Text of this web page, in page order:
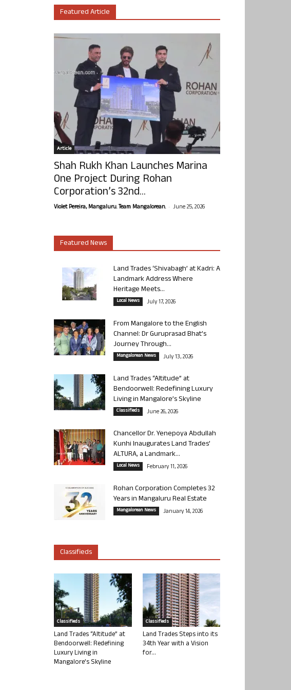
Featured Article
Article
Shah Rukh Khan Launches Marina
One Project During Rohan
Corporation’s 32nd...
Violet Pereira, Mangaluru. Team Mangalorean. - June 25, 2026
Featured News
Land Trades ‘Shivabagh’ at Kadri: A
Landmark Address Where
Heritage Meets...
Local News July 17, 2026
From Mangalore to the English
Channel: Dr Guruprasad Bhat’s
Journey Through...
Mangalorean News July 13, 2026
Land Trades “Altitude” at
Bendoorwell: Redefining Luxury
Living in Mangalore’s Skyline
Classifieds June 26, 2026
Chancellor Dr. Yenepoya Abdullah
Kunhi Inaugurates Land Trades’
ALTURA, a Landmark...
Local News February 11, 2026
Rohan Corporation Completes 32
Years in Mangaluru Real Estate
Mangalorean News January 14, 2026
Classifieds
Classifieds
Land Trades “Altitude” at
Bendoorwell: Redefining
Luxury Living in
Mangalore’s Skyline
Classifieds
Land Trades Steps into its
34th Year with a Vision
for...